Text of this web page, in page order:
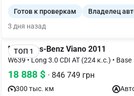
Готов к проверкам Владелец
3 дня назад
ТОП 1
Mercedes-Benz Viano 2011
W639 • Long 3.0 CDI AT (224 к.с.) • Base
18 888 $ · 846 749 грн
300 тыс. км